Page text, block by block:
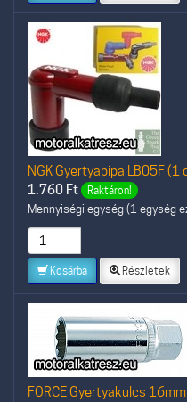
NGK Gyertyapipa LB05F (1
1.760 Ft Raktáron!
Mennyiségi egység (1 egység
Kosárba Részletek
FORCE Gyertyakulcs